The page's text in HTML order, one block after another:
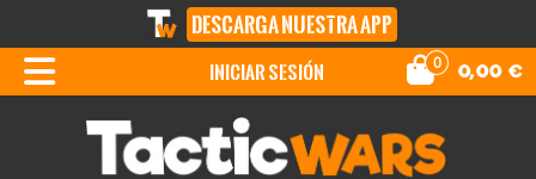
DESCARGA NUESTRA APP
0 0,00 €
iniciar sesión